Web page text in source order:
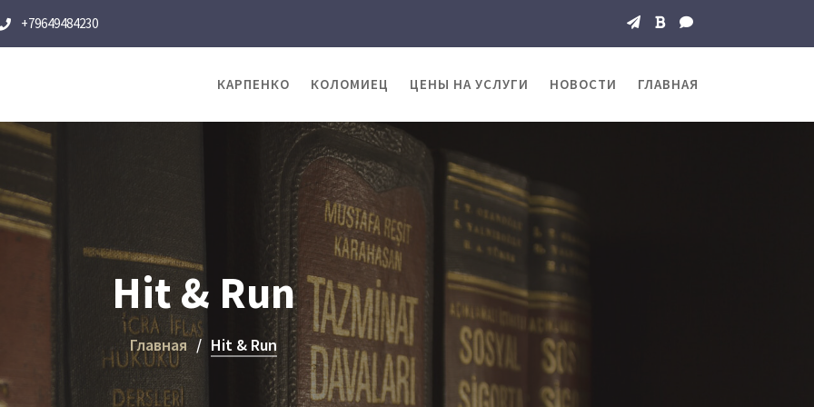
+79649484230
КАРПЕНКО КОЛОМИЕЦ ЦЕНЫ НА УСЛУГИ НОВОСТИ ГЛАВНАЯ
Hit & Run
Главная Hit & Run